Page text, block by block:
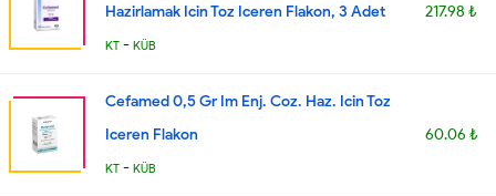
Hazirlamak Icin Toz Iceren Flakon, 3 Adet
KT - KÜB
217.98 ₺
Cefamed 0,5 Gr Im Enj. Coz. Haz. Icin Toz
Iceren Flakon
KT - KÜB
60.06 ₺